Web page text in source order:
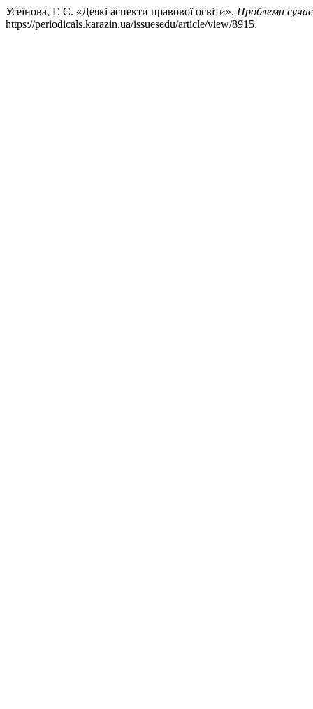
Усеїнова, Г. С. «Деякі аспекти правової освіти». Проблеми
https://periodicals.karazin.ua/issuesedu/article/view/8915.